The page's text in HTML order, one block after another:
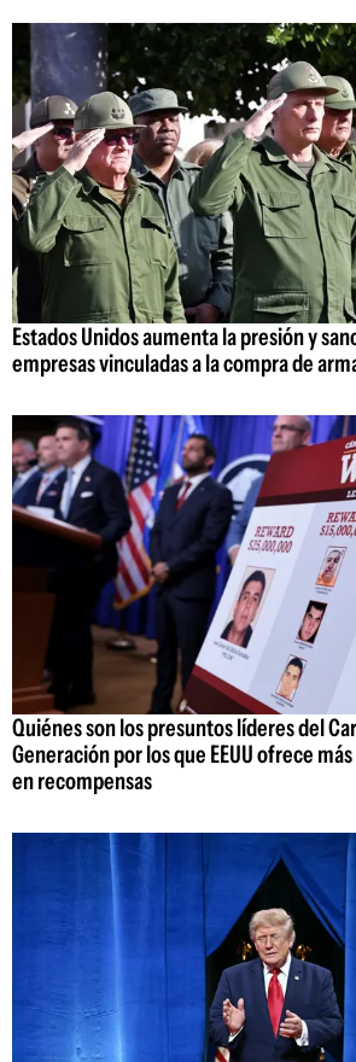
Estados Unidos aumenta la presión y
empresas vinculadas a la compra de
Quiénes son los presuntos líderes del
Generación por los que EEUU ofrece
en recompensas